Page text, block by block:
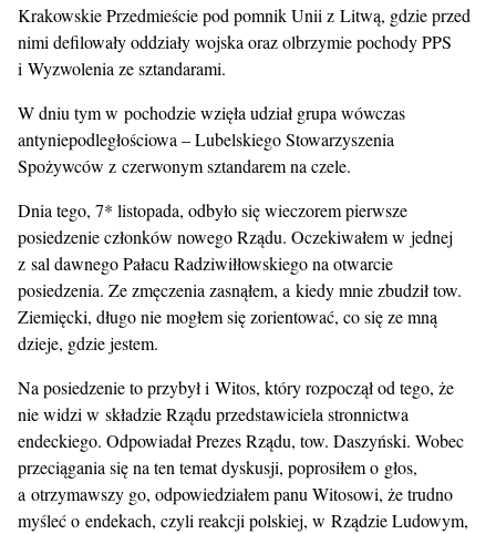
Krakowskie Przedmieście pod pomnik Unii z Litwą, gdzie przed
nimi defilowały oddziały wojska oraz olbrzymie pochody PPS
i Wyzwolenia ze sztandarami.
W dniu tym w pochodzie wzięła udział grupa wówczas
antyniepodległościowa – Lubelskiego Stowarzyszenia
Spożywców z czerwonym sztandarem na czele.
Dnia tego, 7* listopada, odbyło się wieczorem pierwsze
posiedzenie członków nowego Rządu. Oczekiwałem w jednej
z sal dawnego Pałacu Radziwiłłowskiego na otwarcie
posiedzenia. Ze zmęczenia zasnąłem, a kiedy mnie zbudził tow.
Ziemięcki, długo nie mogłem się zorientować, co się ze mną
dzieje, gdzie jestem.
Na posiedzenie to przybył i Witos, który rozpoczął od tego, że
nie widzi w składzie Rządu przedstawiciela stronnictwa
endeckiego. Odpowiadał Prezes Rządu, tow. Daszyński. Wobec
przeciągania się na ten temat dyskusji, poprosiłem o głos,
a otrzymawszy go, odpowiedziałem panu Witosowi, że trudno
myśleć o endekach, czyli reakcji polskiej, w Rządzie Ludowym,